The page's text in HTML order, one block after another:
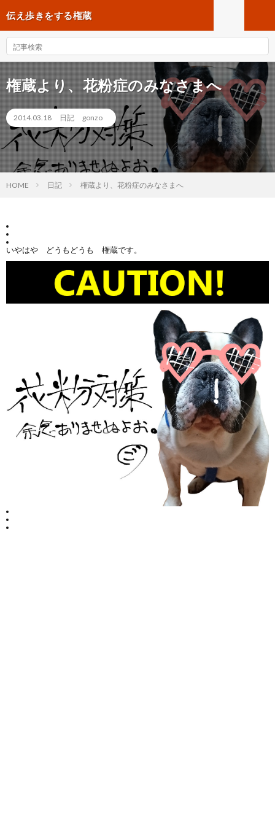
伝え歩きをする権蔵
権蔵より、花粉症のみなさまへ
2014.03.18 日記 gonzo
HOME 日記 権蔵より、花粉症のみなさまへ
いやはや どうもどうも 権蔵です。